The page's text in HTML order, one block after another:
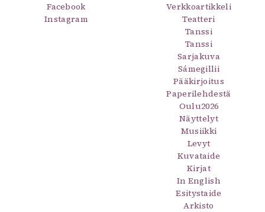
Facebook
Instagram
Verkkoartikkeli
Teatteri
Tanssi
Tanssi
Sarjakuva
Sámegillii
Pääkirjoitus
Paperilehdestä
Oulu2026
Näyttelyt
Musiikki
Levyt
Kuvataide
Kirjat
In English
Esitystaide
Arkisto